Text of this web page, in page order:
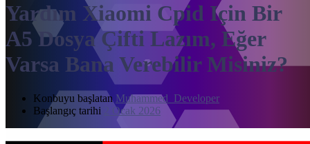
Yardım Xiaomi Cpid Için Bir
A5 Dosya Çifti Lazım, Eğer
Varsa Bana Verebilir Misiniz?
Konbuyu başlatan Muhammed_Developer
Başlangıç tarihi
2 Ocak 2026